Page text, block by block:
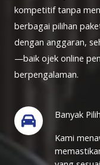
kompetitif tanpa
berbagai pilihan
dengan anggaran,
—baik ojek online
berpengalaman.
Banyak
Kami